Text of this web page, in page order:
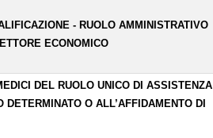
- RUOLO AMMINISTRATIVO
ECONOMICO
DEL RUOLO UNICO DI ASSISTENZA
O ALL’AFFIDAMENTO DI